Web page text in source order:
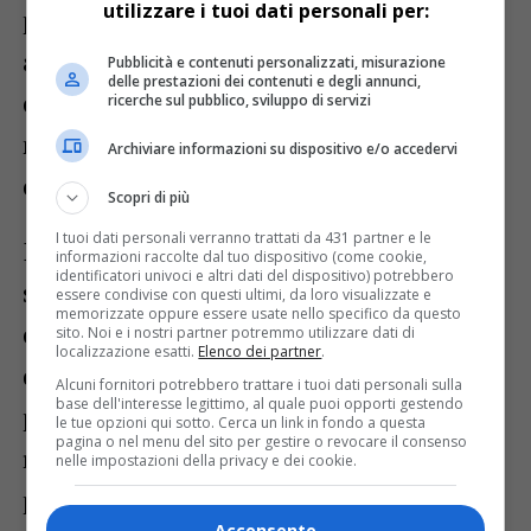
presieduta daGianfranco Cassin. Proprio
a Ricci, all’associazione e alle realtà
coinvolte sono stati consegnati attestati,
medaglie e riconoscimenti nel corso della
cerimonia triestina.
Il successo del Guinness non è stato
soltanto il risultato di una prova tecnica
complessa, ma anche la dimostrazione di
quanto il lavoro coordinato tra
professionisti possa trasformare una
ricetta iconica in un potente strumento di
promozione territoriale. La preparazione
utilizzare i tuoi dati personali per:
Pubblicità e contenuti personalizzati, misurazione
delle prestazioni dei contenuti e degli annunci,
ricerche sul pubblico, sviluppo di servizi
Archiviare informazioni su dispositivo e/o accedervi
Scopri di più
I tuoi dati personali verranno trattati da 431 partner e le
informazioni raccolte dal tuo dispositivo (come cookie,
identificatori univoci e altri dati del dispositivo) potrebbero
essere condivise con questi ultimi, da loro visualizzate e
memorizzate oppure essere usate nello specifico da questo
sito. Noi e i nostri partner potremmo utilizzare dati di
localizzazione esatti. Elenco dei partner.
Alcuni fornitori potrebbero trattare i tuoi dati personali sulla
base dell'interesse legittimo, al quale puoi opporti gestendo
le tue opzioni qui sotto. Cerca un link in fondo a questa
pagina o nel menu del sito per gestire o revocare il consenso
nelle impostazioni della privacy e dei cookie.